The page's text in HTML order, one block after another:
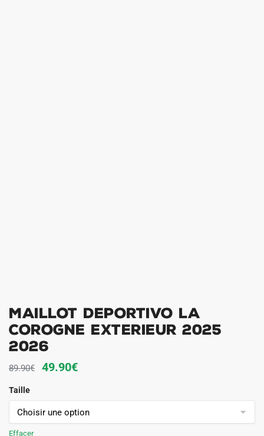
Maillot Deportivo La
Corogne Exterieur 2025
2026
89.90€
Le
initial
était :
49.90€Le
actuel
est :
Taille
Effacer